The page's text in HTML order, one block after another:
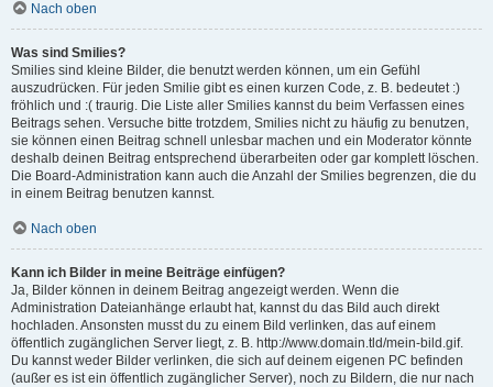
Nach oben
Was sind Smilies?
Smilies sind kleine Bilder, die benutzt werden können, um ein Gefühl
auszudrücken. Für jeden Smilie gibt es einen kurzen Code, z. B. bedeutet :)
fröhlich und :( traurig. Die Liste aller Smilies kannst du beim Verfassen eines
Beitrags sehen. Versuche bitte trotzdem, Smilies nicht zu häufig zu benutzen,
sie können einen Beitrag schnell unlesbar machen und ein Moderator könnte
deshalb deinen Beitrag entsprechend überarbeiten oder gar komplett löschen.
Die Board-Administration kann auch die Anzahl der Smilies begrenzen, die du
in einem Beitrag benutzen kannst.
Nach oben
Kann ich Bilder in meine Beiträge einfügen?
Ja, Bilder können in deinem Beitrag angezeigt werden. Wenn die
Administration Dateianhänge erlaubt hat, kannst du das Bild auch direkt
hochladen. Ansonsten musst du zu einem Bild verlinken, das auf einem
öffentlich zugänglichen Server liegt, z. B. http://www.domain.tld/mein-bild.gif.
Du kannst weder Bilder verlinken, die sich auf deinem eigenen PC befinden
(außer es ist ein öffentlich zugänglicher Server), noch zu Bildern, die nur nach